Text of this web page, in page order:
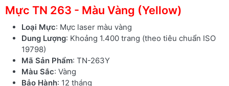
Mực TN 263 - Màu Vàng (Yellow)
Loại Mực: Mực laser màu vàng
Dung Lượng: Khoảng 1.400 trang (theo tiêu chuẩn ISO
19798)
Mã Sản Phẩm: TN-263Y
Màu Sắc: Vàng
Bảo Hành: 12 tháng